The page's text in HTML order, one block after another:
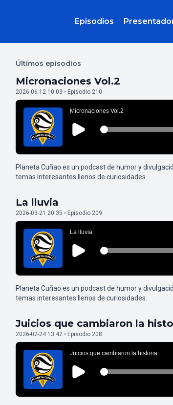
Episodios
Últimos episodios
Micronaciones Vol.2
2026-06-12 10:03 • Episodio 210
Planeta Cuñao es un podcast de humor y
temas interesantes llenos de curiosidades.
La lluvia
2026-03-21 20:35 • Episodio 209
Planeta Cuñao es un podcast de humor y
temas interesantes llenos de curiosidades.
Juicios que cambiaron la
2026-02-24 13:42 • Episodio 208